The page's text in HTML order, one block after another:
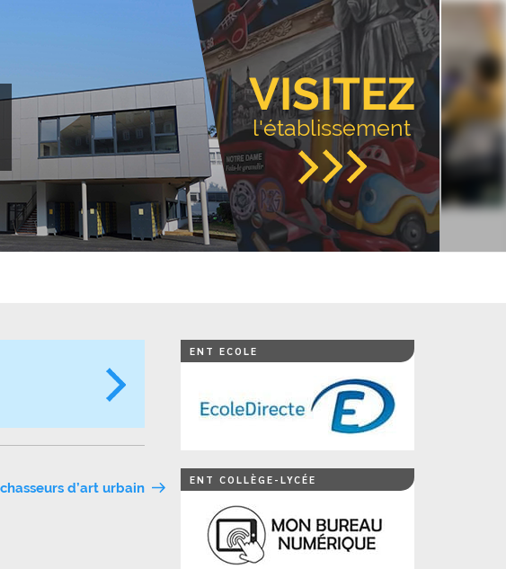
VISITEZ
l'établissement
chasseurs d’art urbain
ENT ECOLE
ENT COLLÈGE-LYCÉE